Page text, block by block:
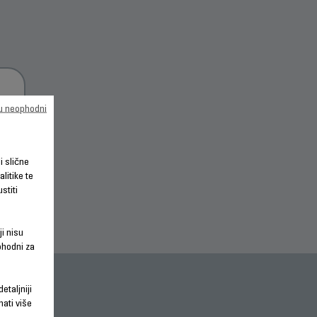
slične
te
nisu
za
više
neophodni